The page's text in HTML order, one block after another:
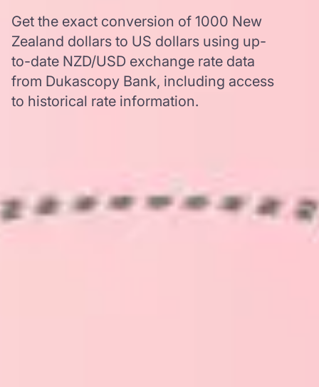
Get the exact conversion of 1000 New
Zealand dollars to US dollars using up-
to-date NZD/USD exchange rate data
from Dukascopy Bank, including access
to historical rate information.